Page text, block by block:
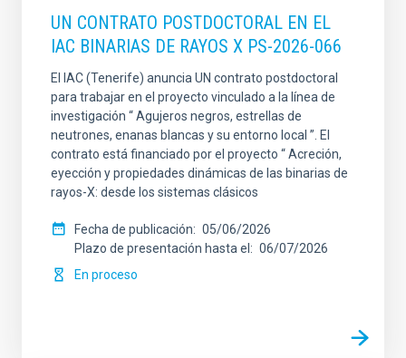
UN CONTRATO POSTDOCTORAL EN EL
IAC BINARIAS DE RAYOS X PS-2026-066
El IAC (Tenerife) anuncia UN contrato postdoctoral
para trabajar en el proyecto vinculado a la línea de
investigación “ Agujeros negros, estrellas de
neutrones, enanas blancas y su entorno local ”. El
contrato está financiado por el proyecto “ Acreción,
eyección y propiedades dinámicas de las binarias de
rayos-X: desde los sistemas clásicos
Fecha de publicación
05/06/2026
Plazo de presentación hasta el
06/07/2026
En proceso